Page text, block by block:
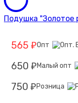
Подушка "Золотое
565 ₽Опт
650 ₽ Малый опт
750 ₽ Розница